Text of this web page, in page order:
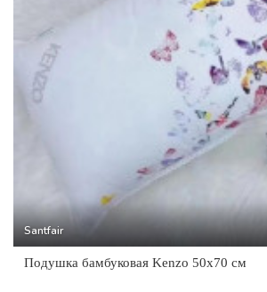
Santfair
Подушка бамбуковая Kenzo 50x70 см